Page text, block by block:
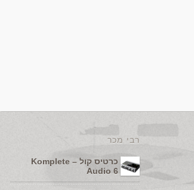
רבי מכר
כרטיס קול – Komplete
Audio 6